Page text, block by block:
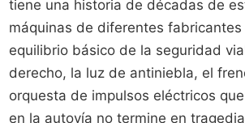
tiene una historia de décadas de
máquinas de diferentes
equilibrio básico de la seguridad
derecho, la luz de antiniebla, el
orquesta de impulsos eléctricos
en la autovía no termine en